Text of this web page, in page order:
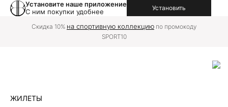
Установите наше приложение
С ним покупки удобнее
Установить
Скидка 10% на спортивную коллекцию по промокоду
SPORT10
ЖИЛЕТЫ